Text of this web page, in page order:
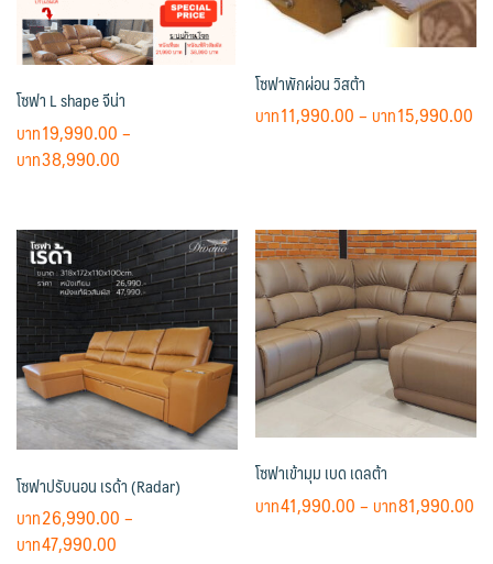
โซฟา L shape จีน่า
19,990.00–
38,990.00
through
฿38,990.00
has
multiple
variants.
The
options
may
be
chosen
on
the
product
page
โซฟาพักผ่อน วิสต้า
11,990.00– 15,990.00
multiple
variants.
The
options
may
be
chosen
on
the
product
โซฟาปรับนอน เรด้า (Radar)
26,990.00–
47,990.00
โซฟาเข้ามุม เบด เดลต้า
41,990.00– 81,990.00